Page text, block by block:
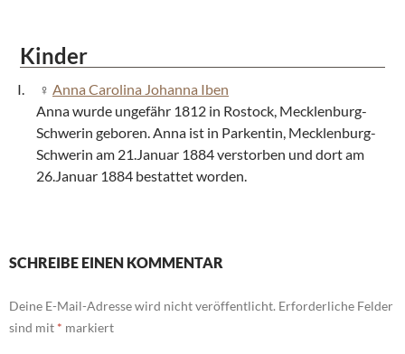
Kinder
Anna Carolina Johanna Iben
Anna wurde ungefähr 1812 in Rostock, Mecklenburg-
Schwerin geboren. Anna ist in Parkentin, Mecklenburg-
Schwerin am 21.Januar 1884 verstorben und dort am
26.Januar 1884 bestattet worden.
SCHREIBE EINEN KOMMENTAR
Deine E-Mail-Adresse wird nicht veröffentlicht. Erforderliche Felder
sind mit * markiert